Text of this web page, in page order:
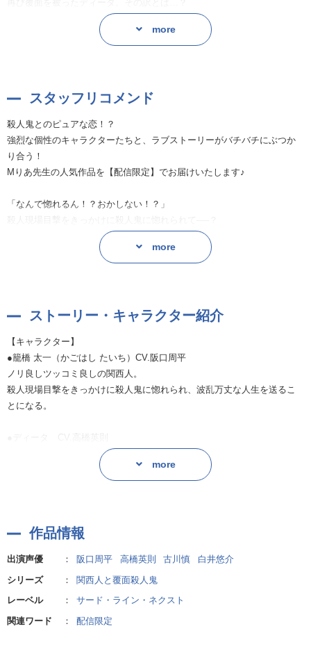
「このまま太一と一緒にいるべきではない」
殺人鬼と関西人の恋物語、ここに完結!!
覆面殺人鬼に〇禁されて処女を奪われました。
気が付くと知らない部屋で手足を縛られ、〇禁されていた太一。
殺人現場を見てしまい、殺人鬼に拘束されたらしい。
俺の人生ここで終わりか…と思ったら耳を舐められた！なんやねん！
かと思えば正面で静かに見つめてきよる！ホンマになんやねん!!
人・太一の歪な同棲生活がついに音声化!!
ネットでも話題となった『関西人と覆面殺人鬼』の世界観に、あなたも
※本作品は【CD化されていない配信限定作品】です
more
スタッフリコメンド
殺人鬼とのピュアな恋！？
強烈な個性のキャラクターたちと、ラブストーリーがバチバチにぶつか
り合う！
Mりあ先生の人気作品を【配信限定】でお届けいたします♪
「なんで惚れるん！？おかしない！？」
殺人現場目撃をきっかけに殺人鬼に惚れられて──？
覆面殺人鬼・ディータと、キレッキレのツッコミを放つ関西人・太一の
同棲生活が始まります♡（なんでやねーーーん！）
二人の関係性が深まってゆく様子をコミカルかつテンポ良く聴かせても
太一を演じるのは阪口周平さんです。
あれよあれよと振り回されて『殺人鬼と同棲』というとんでもない状況
下に陥っているというのに、軽快な関西弁とツッコミには終始笑いが止
まりません……！！
戸惑いながらも快感に抗えず、乱れちゃう姿はとってもキュートです♡
一途に太一を愛する様子にキュンキュンしてしまいます♡
覆面の下に見え隠れするその瞳は、どこか寂しそうで……物語が進むに
つれて明らかになる彼の過去や抱える傷に、胸がギュっと締め付けられ
ディータの幼馴染・レフを演じるのは古川慎さんです。
無邪気に笑いながらも残虐な食人鬼の恐怖がゾクゾク伝わってくる演技
more
ストーリー・キャラクター紹介
【キャラクター】
●籠橋 太一（かごはし たいち）CV.阪口周平
ノリ良しツッコミ良しの関西人。
殺人現場目撃をきっかけに殺人鬼に惚れられ、波乱万丈な人生を送るこ
とになる。
●ディータ CV.高橋英則
殺人鬼。ファンシーな覆面を被っているが、殺人の腕は立つ。
太一に惚れ込み、あの手この手で彼なりに太一を喜ばせようとする。
食人鬼。ディータの幼馴染であり、仕事を渡している。
●杏奈（あんな）CV.白井悠介
殺人鬼に殺されたい願望を持っており、叶えるためにディータと太一の
前に現れた。
more
作品情報
出演声優 ： 阪口周平 高橋英則 古川慎
白井悠介
シリーズ
：
関⻄⼈と覆⾯殺⼈⻤
レーベル
：
サード・ライン・ネクスト
関連ワード
： 配信限定